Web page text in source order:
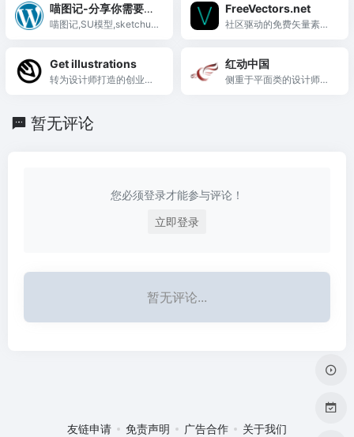
源，免登录直接下载，大
部分可商用。
喵图记-分享你需要的
精品素材
喵图记,SU模型,sketchup
FreeVectors.net
社区驱动的免费矢量素材
个人使用免费，界面极简
无广告。
Get illustrations
转为设计师打造的创业插
红动中国
侧重于平面类的设计师社
暂无评论
您必须登录才能参与评论！
立即登录
暂无评论...
友链申请 免责声明 广告合作 关于我们